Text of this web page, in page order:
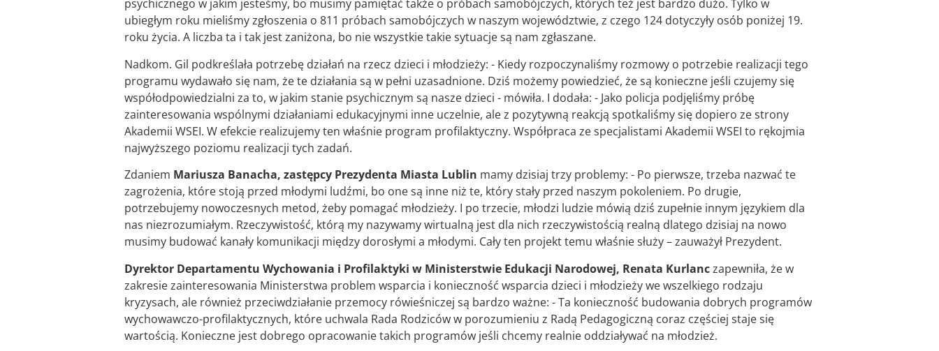
psychicznego w jakim jesteśmy, bo musimy pamiętać także o próbach samobójczych, których też jest bardzo dużo. Tylko w
ubiegłym roku mieliśmy zgłoszenia o 811 próbach samobójczych w naszym województwie, z czego 124 dotyczyły osób poniżej 19.
roku życia. A liczba ta i tak jest zaniżona, bo nie wszystkie takie sytuacje są nam zgłaszane.
Nadkom. Gil podkreślała potrzebę działań na rzecz dzieci i młodzieży: - Kiedy rozpoczynaliśmy rozmowy o potrzebie realizacji tego
programu wydawało się nam, że te działania są w pełni uzasadnione. Dziś możemy powiedzieć, że są konieczne jeśli czujemy się
współodpowiedzialni za to, w jakim stanie psychicznym są nasze dzieci - mówiła. I dodała: - Jako policja podjęliśmy próbę
zainteresowania wspólnymi działaniami edukacyjnymi inne uczelnie, ale z pozytywną reakcją spotkaliśmy się dopiero ze strony
Akademii WSEI. W efekcie realizujemy ten właśnie program profilaktyczny. Współpraca ze specjalistami Akademii WSEI to rękojmia
najwyższego poziomu realizacji tych zadań.
Zdaniem Mariusza Banacha, zastępcy Prezydenta Miasta Lublin mamy dzisiaj trzy problemy: - Po pierwsze, trzeba nazwać te
zagrożenia, które stoją przed młodymi ludźmi, bo one są inne niż te, który stały przed naszym pokoleniem. Po drugie,
potrzebujemy nowoczesnych metod, żeby pomagać młodzieży. I po trzecie, młodzi ludzie mówią dziś zupełnie innym językiem dla
nas niezrozumiałym. Rzeczywistość, którą my nazywamy wirtualną jest dla nich rzeczywistością realną dlatego dzisiaj na nowo
musimy budować kanały komunikacji między dorosłymi a młodymi. Cały ten projekt temu właśnie służy – zauważył Prezydent.
Dyrektor Departamentu Wychowania i Profilaktyki w Ministerstwie Edukacji Narodowej, Renata Kurlanczapewniła, że w
zakresie zainteresowania Ministerstwa problem wsparcia i konieczność wsparcia dzieci i młodzieży we wszelkiego rodzaju
kryzysach, ale również przeciwdziałanie przemocy rówieśniczej są bardzo ważne: - Ta konieczność budowania dobrych programów
wychowawczo-profilaktycznych, które uchwala Rada Rodziców w porozumieniu z Radą Pedagogiczną coraz częściej staje się
wartością. Konieczne jest dobrego opracowanie takich programów jeśli chcemy realnie oddziaływać na młodzież.